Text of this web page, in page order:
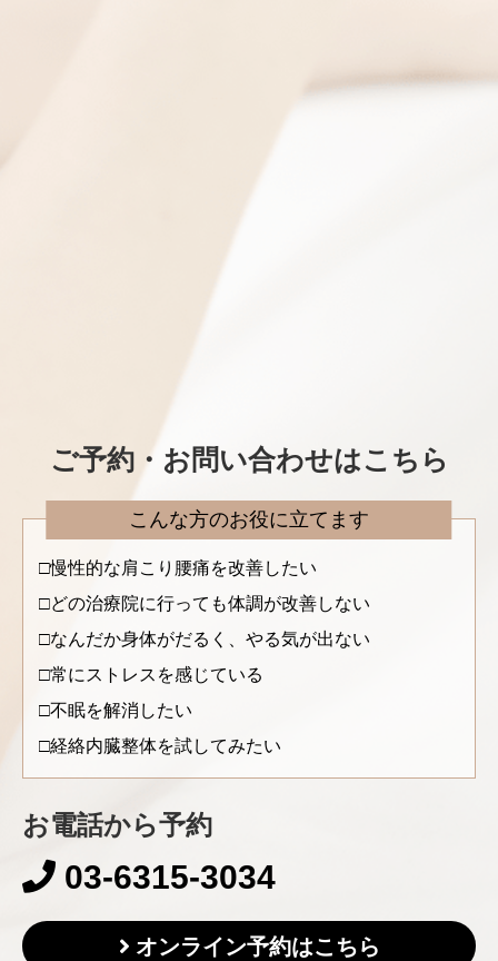
ご予約・お問い合わせはこちら
こんな方のお役に立てます
慢性的な肩こり腰痛を改善したい
どの治療院に行っても体調が改善しない
なんだか身体がだるく、やる気が出ない
常にストレスを感じている
不眠を解消したい
経絡内臓整体を試してみたい
お電話から予約
03-6315-3034
オンライン予約はこちら